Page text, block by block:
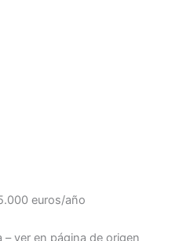
euros/año
ver en página de origen